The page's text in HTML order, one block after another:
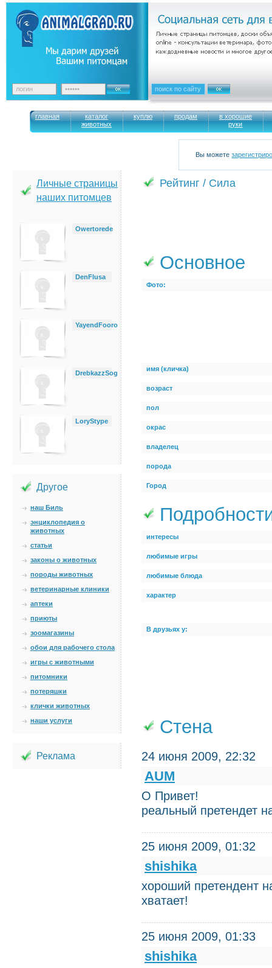
главная
каталог
животных
куплю продам
в хорошие
руки
Вы можете
Личные страницы
наших питомцев
Owertorede
DenFlusa
YayendFooro
DrebkazzSog
LoryStype
Другое
наш Биль
энциклопедия о
животных
статьи
законы о животных
породы животных
ветеринарные клиники
аптеки
приюты
зоомагазины
обои для рабочего стола
игры с животными
питомники
потеряшки
клички животных
наши услуги
Реклама
Рейтинг / Сила
Основное
Фото:
имя (кличка)
возраст
пол
окрас
владелец
порода
Город
интересы
любимые игры
любимые блюда
характер
В друзьях у:
Стена
24 июня 2009, 22:32
AUM
О Привет!
реальный претендет
25 июня 2009, 01:32
shishika
хороший претендент
хватает!
25 июня 2009, 01:33
shishika